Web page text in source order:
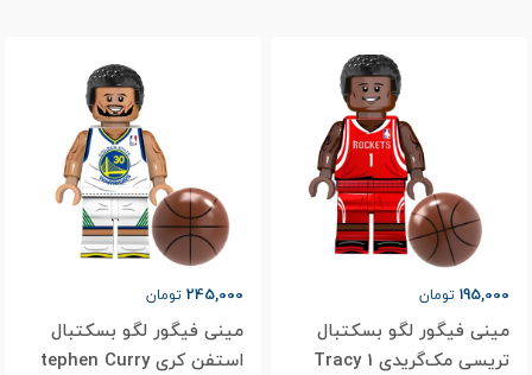
195,000 تومان
مینی فیگور لگو بسکتبال
تریسی مک‌گریدی 1 Tracy
245,000 تومان
مینی فیگور لگو بسکتبال
استفن کری tephen Curry